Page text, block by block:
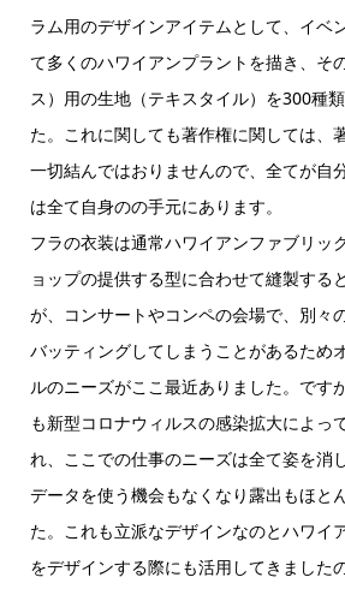
ラム用のデザインアイテムとして、イベ
て多くのハワイアンプラントを描き、そ
ス）用の生地（テキスタイル）を300種
た。これに関しても著作権に関しては、
一切結んではおりませんので、全てが自
は全て自身のの手元にあります。
フラの衣装は通常ハワイアンファブリッ
ョップの提供する型に合わせて縫製する
が、コンサートやコンペの会場で、別々
バッティングしてしまうことがあるため
ルのニーズがここ最近ありました。です
も新型コロナウィルスの感染拡大によっ
れ、ここでの仕事のニーズは全て姿を消
データを使う機会もなくなり露出もほと
た。これも立派なデザインなのとハワイ
をデザインする際にも活用してきました